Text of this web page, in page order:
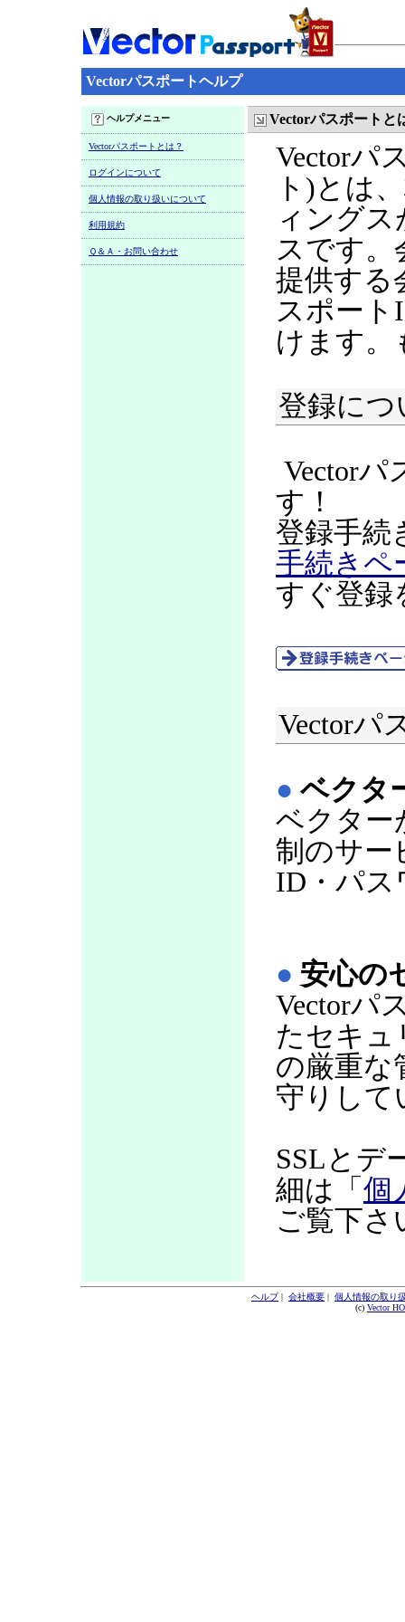
Vectorパスポートヘルプ
ヘルプメニュー
Vectorパスポートとは？
ログインについて
個人情報の取り扱いについて
利用規約
Ｑ＆Ａ・お問い合わせ
Vectorパスポートと
Vectorパ
ト)とは
ィング
スです。
提供する
スポート
けます。
登録につ
Vectorパ
す！
登録手続
手続きペ
すぐ登録
Vectorパ
● ベクタ
ベクター
制のサー
ID・パス
● 安心の
Vectorパ
たセキュ
の厳重な
守りして
SSLとデ
細は「 個
ご覧下さ
ヘルプ| 会社概要 | 個人情報の取り
(c) Vector